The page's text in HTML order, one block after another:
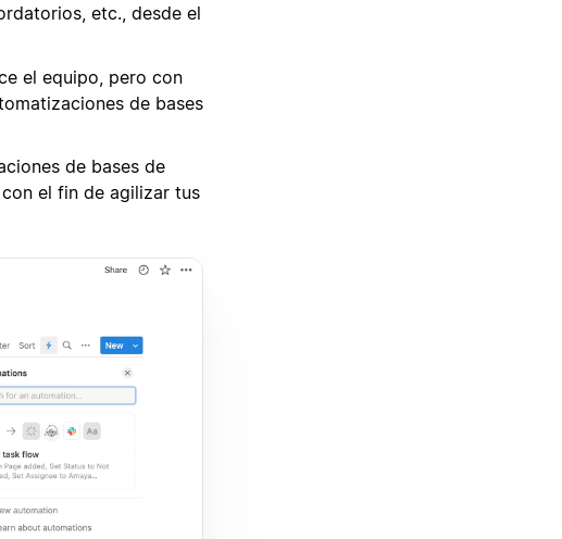
etc., desde el
el equipo, pero con
de bases
de bases de
el fin de agilizar tus